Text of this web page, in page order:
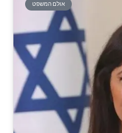
אולם המשפט